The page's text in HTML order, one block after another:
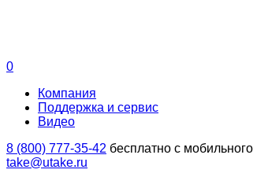
0
Компания
Поддержка и сервис
Видео
8 (800) 777-35-42 бесплатно с мобильного
take@utake.ru